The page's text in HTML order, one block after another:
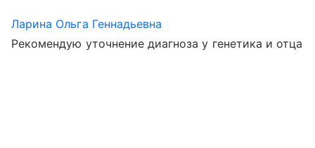
Ларина Ольга Геннадьевна
Рекомендую уточнение диагноза у генетика и отца